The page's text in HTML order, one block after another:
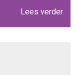
Lees verder